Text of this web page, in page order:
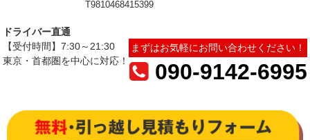
T9810468415399
ドライバー直通
【受付時間】7:30～21:30
東京・首都圏を中心に対応！
まずはお気軽にお問い合わせください！
090-9142-6995